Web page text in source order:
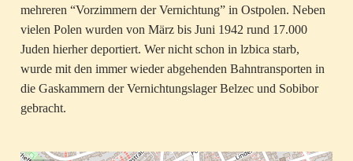
mehreren “Vorzimmern der Vernichtung” in Ostpolen. Neben
vielen Polen wurden von März bis Juni 1942 rund 17.000
Juden hierher deportiert. Wer nicht schon in lzbica starb,
wurde mit den immer wieder abgehenden Bahntransporten in
die Gaskammern der Vernichtungslager Belzec und Sobibor
gebracht.